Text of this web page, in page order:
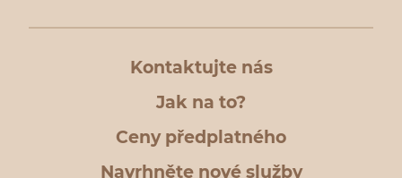
Kontaktujte nás
Jak na to?
Ceny předplatného
Navrhněte nové služby